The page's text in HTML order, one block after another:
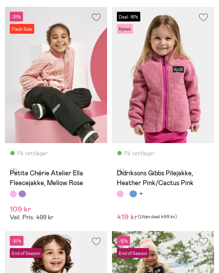
-31%
Flash Sale
På nettlager
(3)
Petite Chérie Atelier Ella
Fleecejakke, Mellow Rose
109 kr
Veil. Pris: 499 kr
Deal -16%
Nyhet
På nettlager
(4)
Didriksons Gibbs Pilejakke,
Heather Pink/Cactus Pink
419 kr(Uten deal499 kr)
-10%
End of Season
-12%
End of Season